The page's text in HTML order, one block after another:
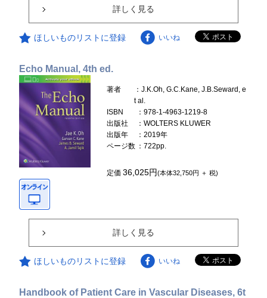
詳しく見る
ほしいものリストに登録 いいね
Echo Manual, 4th ed.
著者
：J.K.Oh, G.C.Kane, J.B.Seward, e
t al.
ISBN
：978-1-4963-1219-8
出版社
：WOLTERS KLUWER
出版年
：2019年
ページ数 ：722pp.
定価36,025円(本体32,750円 ＋ 税)
詳しく見る
ほしいものリストに登録 いいね
Handbook of Patient Care in Vascular Diseases, 6t